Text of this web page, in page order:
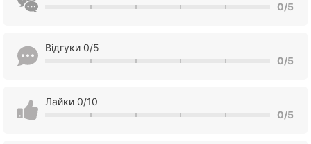
0/5
Відгуки 0/5
0/5
Лайки 0/10
0/5